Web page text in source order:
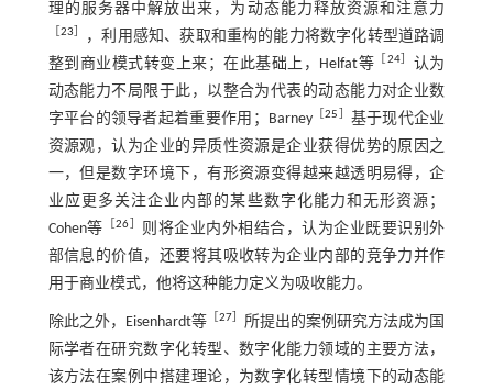
理的服务器中解放出来，为动态能力释放资源和注意力
23
，利用感知、获取和重构的能力将数字化转型道路调
整到商业模式转变上来；在此基础上，Helfat等
24］ 认为
动态能力不局限于此，以整合为代表的动态能力对企业数
字平台的领导者起着重要作用；Barney［25
基于现代企业
资源观，认为企业的异质性资源是企业获得优势的原因之
一，但是数字环境下，有形资源变得越来越透明易得，企
业应更多关注企业内部的某些数字化能力和无形资源；
Cohen等 ［26
则将企业内外相结合，认为企业既要识别外
部信息的价值，还要将其吸收转为企业内部的竞争力并作
用于商业模式，他将这种能力定义为吸收能力。
除此之外，Eisenhardt等［ 27］ 所提出的案例研究方法成为国
际学者在研究数字化转型、数字化能力领域的主要方法，
该方法在案例中搭建理论，为数字化转型情境下的动态能